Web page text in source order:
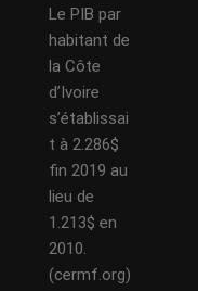
Le PIB par
habitant de
la Côte
d’Ivoire
s’établissai
t à 2.286$
fin 2019 au
lieu de
1.213$ en
2010.
(cermf.org)